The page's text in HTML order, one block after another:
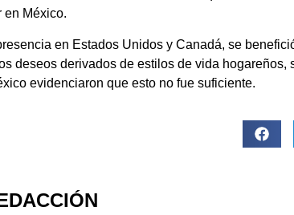
en México.
en Estados Unidos y Canadá, se
deseos derivados de estilos de vida
evidenciaron que esto no fue suficiente.